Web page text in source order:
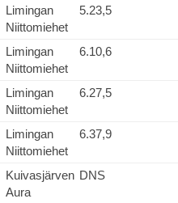
Limingan
Niittomiehet
5.23,5
Limingan
Niittomiehet
6.10,6
Limingan
Niittomiehet
6.27,5
Limingan
Niittomiehet
6.37,9
Kuivasjärven
Aura
DNS